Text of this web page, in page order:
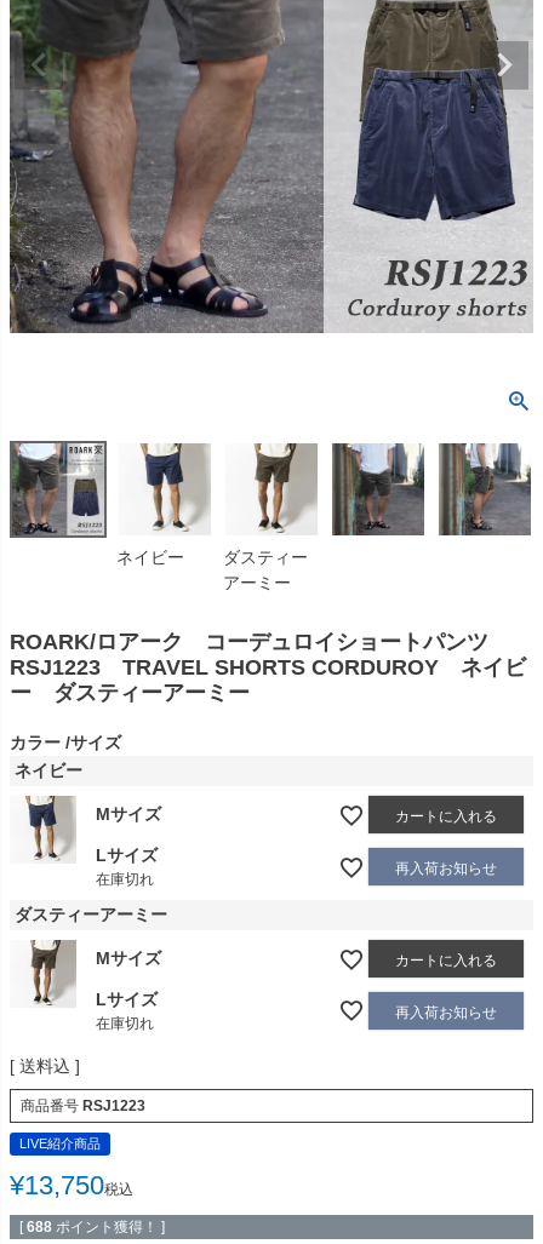
ネイビー
ダスティー
アーミー
ROARK/ロアーク コーデュロイショートパンツ
RSJ1223 TRAVEL SHORTS CORDUROY ネイビ
ー ダスティーアーミー
カラー サイズ
ネイビー
Mサイズ カートに入れる
Lサイズ
在庫切れ
再入荷お知らせ
ダスティーアーミー
Mサイズ カートに入れる
Lサイズ
在庫切れ
再入荷お知らせ
送料込
商品番号 RSJ1223
LIVE紹介商品
¥13,750税込
[ 688 ポイント獲得！ ]